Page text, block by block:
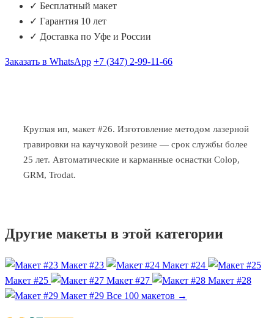
✓ Бесплатный макет
✓ Гарантия 10 лет
✓ Доставка по Уфе и России
Заказать в WhatsApp +7 (347) 2-99-11-66
Круглая ип, макет #26. Изготовление методом лазерной
гравировки на каучуковой резине — срок службы более
25 лет. Автоматические и карманные оснастки Colop,
GRM, Trodat.
Другие макеты в этой категории
Макет #23
Макет #24
Макет #25
Макет #27
Макет #28
Макет #29 Все 100 макетов →